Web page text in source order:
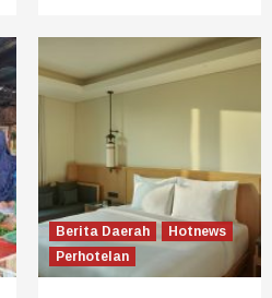
Berita Daerah
Hotnews
Perhotelan